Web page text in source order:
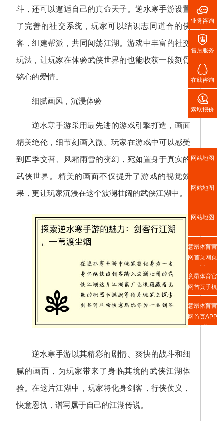
斗，还可以邂逅自己的真命天子。逆水寒手游设置
了完善的社交系统，玩家可以结识志同道合的侠
客，组建帮派，共同闯荡江湖。游戏中丰富的社交
玩法，让玩家在体验武侠世界的也能收获一段刻骨
铭心的爱情。
细腻画风，沉浸体验
逆水寒手游采用最先进的游戏引擎打造，画面
精美绝伦，细节刻画入微。玩家在游戏中可以感受
到四季交替、风霜雨雪的变幻，宛如置身于真实的
武侠世界。精美的画面不仅提升了游戏的视觉效
果，更让玩家沉浸在这个波澜壮阔的武侠江湖中。
逆水寒手游以其精彩的剧情、爽快的战斗和细
腻的画面，为玩家带来了身临其境的武侠江湖体
验。在这片江湖中，玩家将化身剑客，行侠仗义，
快意恩仇，谱写属于自己的江湖传说。

业务咨询

售后服务

在线咨询

索取报价
网站地图
网站地图
网站地图
意昂体育官
网首页网页
版
意昂体育官
网首页手机
版入口
意昂体育官
网首页APP
下载